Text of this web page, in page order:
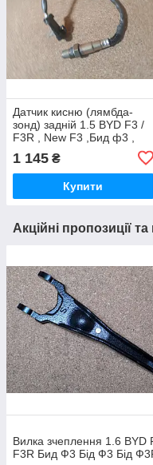
Датчик кисню (лямбда-
зонд) задній 1.5 BYD F3 /
F3R , New F3 ,Бид ф3 ,
1 145 ₴
Купити
Акційні пропозиції
Вилка зчеплення 1.6 BYD
F3R Бид Ф3 Бід Ф3 Бід